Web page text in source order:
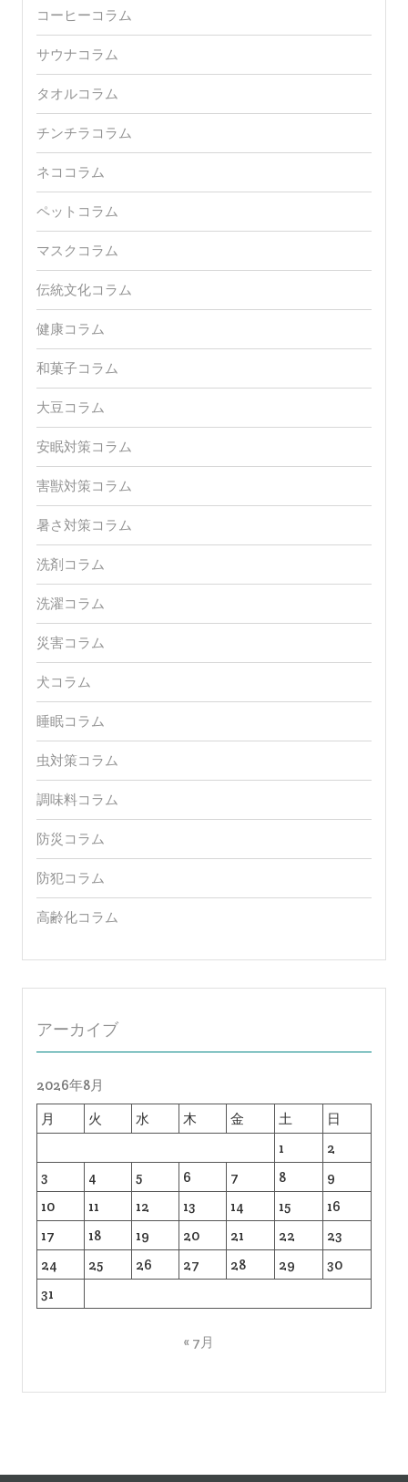
コーヒーコラム
サウナコラム
タオルコラム
チンチラコラム
ネココラム
ペットコラム
マスクコラム
伝統文化コラム
健康コラム
和菓子コラム
大豆コラム
安眠対策コラム
害獣対策コラム
暑さ対策コラム
洗剤コラム
洗濯コラム
災害コラム
犬コラム
睡眠コラム
虫対策コラム
調味料コラム
防災コラム
防犯コラム
高齢化コラム
アーカイブ
2026年8月
月
火 水 木 金 土
日
1
2
3
4 5 6 7 8
9
10
11 12 13 14 15
16
17
18 19 20 21 22
23
24
25 26 27 28 29
30
31
« 7月